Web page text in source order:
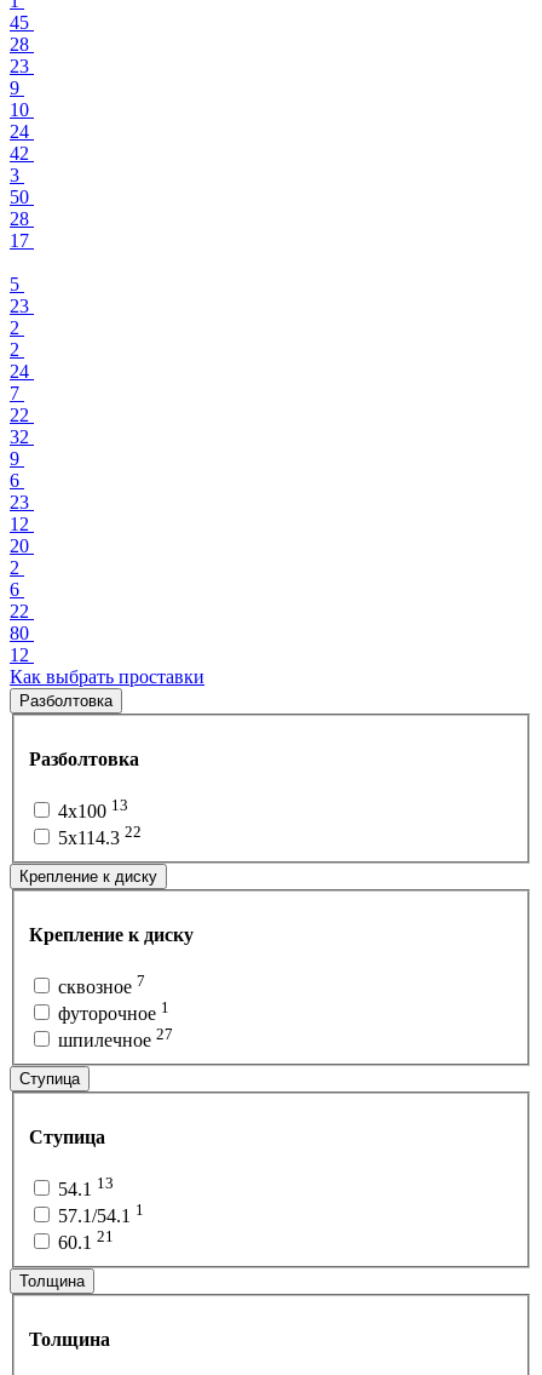
45
28
23
9
10
24
42
3
50
28
17
5
23
2
2
24
7
22
32
9
6
23
12
20
2
6
22
80
12
Как выбрать проставки
Разболтовка
Разболтовка
4x100 13
5x114.3 22
Крепление к диску
Крепление к диску
сквозное 7
футорочное 1
шпилечное 27
Ступица
Ступица
54.1 13
57.1/54.1 1
60.1 21
Толщина
Толщина